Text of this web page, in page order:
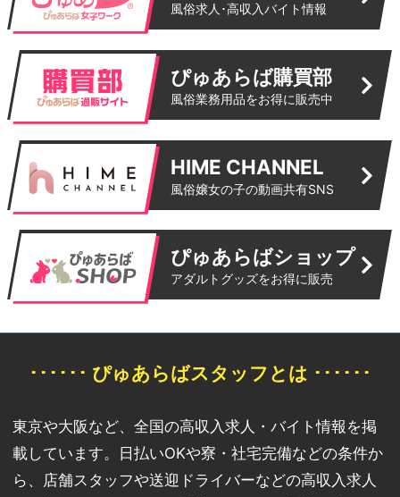
風俗求人･高収入バイト情報
ぴゅあらば購買部
風俗業務用品をお得に販売中
HIME CHANNEL
風俗嬢女の子の動画共有SNS
ぴゅあらばショップ
アダルトグッズをお得に販売
･･････ ぴゅあらばスタッフとは ･･････
東京や大阪など、全国の高収入求人・バイト情報を掲
載しています。日払いOKや寮・社宅完備などの条件か
ら、店舗スタッフや送迎ドライバーなどの高収入求人